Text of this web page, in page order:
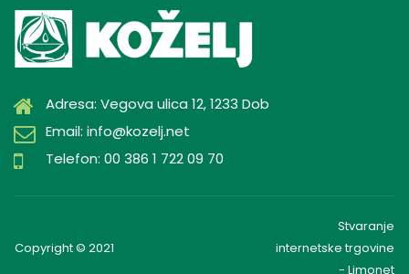
Adresa: Vegova ulica 12, 1233 Dob
Email: info@kozelj.net
Telefon: 00 386 1 722 09 70
Copyright © 2021
Stvaranje
internetske trgovine
- Limonet